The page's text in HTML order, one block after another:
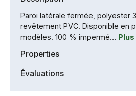
Paroi latérale fermée, polyester
revêtement PVC. Disponible en
modèles. 100 % impermé… Plus
Properties
Évaluations